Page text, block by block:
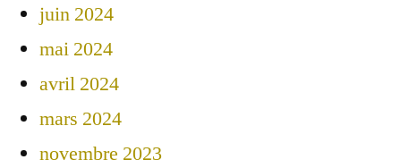
juin 2024
mai 2024
avril 2024
mars 2024
novembre 2023